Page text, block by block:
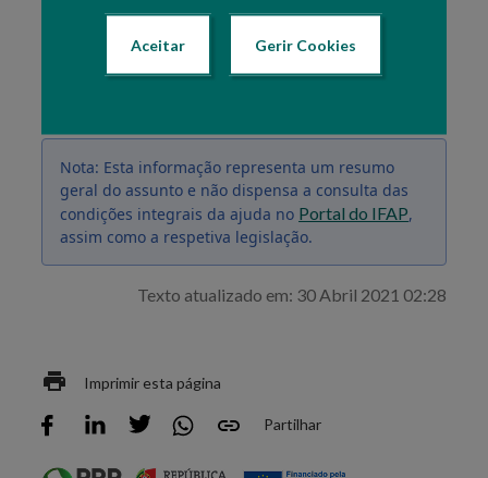
Aceitar Gerir Cookies
A informação disponibilizada nesta versão não inclui
quaisquer dados referentes aos beneficiários.
Nota: Esta informação representa um resumo
geral do assunto e não dispensa a consulta das
condições integrais da ajuda no Portal do IFAP,
assim como a respetiva legislação.
Texto atualizado em: 30 Abril 2021 02:28
Imprimir esta página
Partilhar